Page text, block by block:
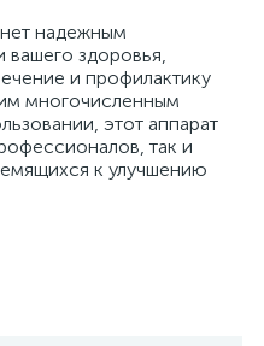
надежным
здоровья,
и профилактику
многочисленным
этот аппарат
так и
к улучшению